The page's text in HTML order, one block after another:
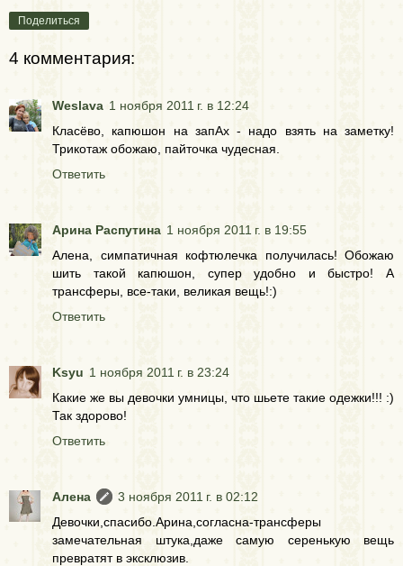
Поделиться
4 комментария:
Weslava 1 ноября 2011 г. в 12:24
Класёво, капюшон на запАх - надо взять на заметку!
Трикотаж обожаю, пайточка чудесная.
Ответить
Арина Распутина 1 ноября 2011 г. в 19:55
Алена, симпатичная кофтюлечка получилась! Обожаю
шить такой капюшон, супер удобно и быстро! А
трансферы, все-таки, великая вещь!:)
Ответить
Ksyu 1 ноября 2011 г. в 23:24
Какие же вы девочки умницы, что шьете такие одежки!!! :)
Так здорово!
Ответить
Алена
3 ноября 2011 г. в 02:12
Девочки,спасибо.Арина,согласна-трансферы
замечательная штука,даже самую серенькую вещь
превратят в эксклюзив.